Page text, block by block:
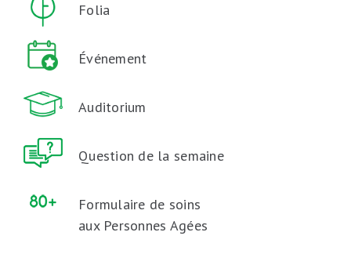
Folia
Événement
Auditorium
Question de la semaine
Formulaire de soins
aux Personnes Agées